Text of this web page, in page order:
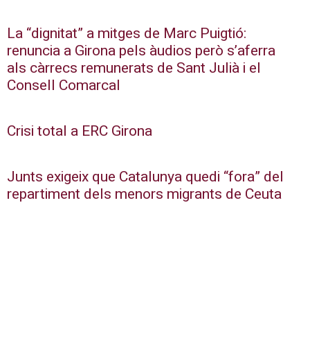
La “dignitat” a mitges de Marc Puigtió:
renuncia a Girona pels àudios però s’aferra
als càrrecs remunerats de Sant Julià i el
Consell Comarcal
Crisi total a ERC Girona
Junts exigeix que Catalunya quedi “fora” del
repartiment dels menors migrants de Ceuta